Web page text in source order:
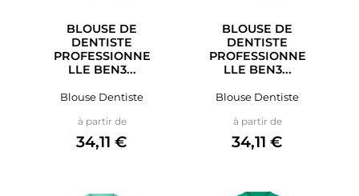
BLOUSE DE
DENTISTE
PROFESSIONNE
LLE BEN3...
Blouse Dentiste
à partir dePrix
34,11 €
BLOUSE DE
DENTISTE
PROFESSIONNE
LLE BEN3...
Blouse Dentiste
à partir dePrix
34,11 €